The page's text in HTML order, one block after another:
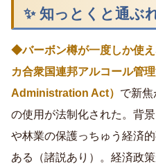
✨ 知っとくと通ぶ
◆バーボン樽が一度しか使え
カ合衆国連邦アルコール管
Administration Act） で新焦
の使用が法制化された。背
や林業の保護っちゅう経済
ある（諸説あり）。経済政